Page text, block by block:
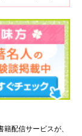
配信サービスが、